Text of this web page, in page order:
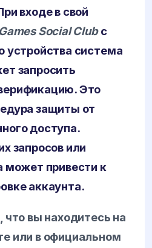
входе в свой
Social Clubс
устройства система
запросить
Это
защиты от
доступа.
запросов или
может привести к
аккаунта.
что вы находитесь на
или в официальном